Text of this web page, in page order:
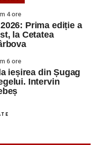
News
ediție a Transylvania
din Gârbova
Șugag spre Popasul
Sebeș
într-un accident rutier
4 ore
Prima ediție a
la Cetatea
6 ore
ieșirea din Șugag
Intervin